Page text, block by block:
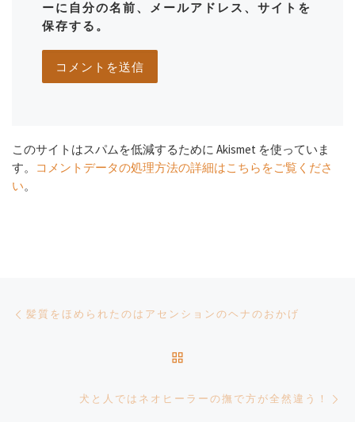
ーに自分の名前、メールアドレス、サイトを
保存する。
このサイトはスパムを低減するために Akismet を使っていま
す。
コメントデータの処理方法の詳細はこちらをご覧くださ
い。
Post navigation
髪質をほめられたのはアセンションのヘナのおかげ
犬と人ではネオヒーラーの撫で方が全然違う！